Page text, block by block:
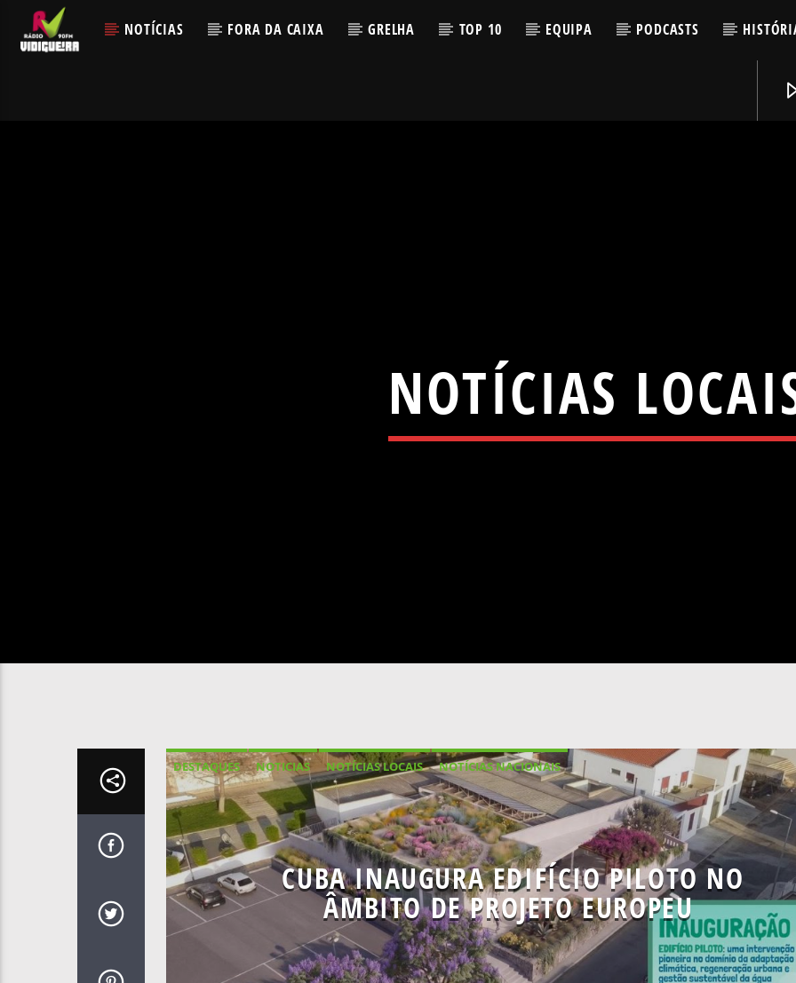
NOTÍCIAS FORA DA CAIXA GRELHA TOP 10 EQUIPA PODCASTS
NOTÍCIAS
DESTAQUES NOTICIAS NOTÍCIAS LOCAIS NOTÍCIAS NACIONAIS
CUBA INAUGURA EDIFÍCIO PILOTO NO
ÂMBITO DE PROJETO EUROPEU